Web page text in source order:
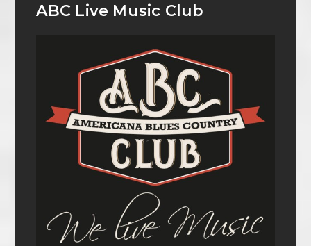
ABC Live Music Club